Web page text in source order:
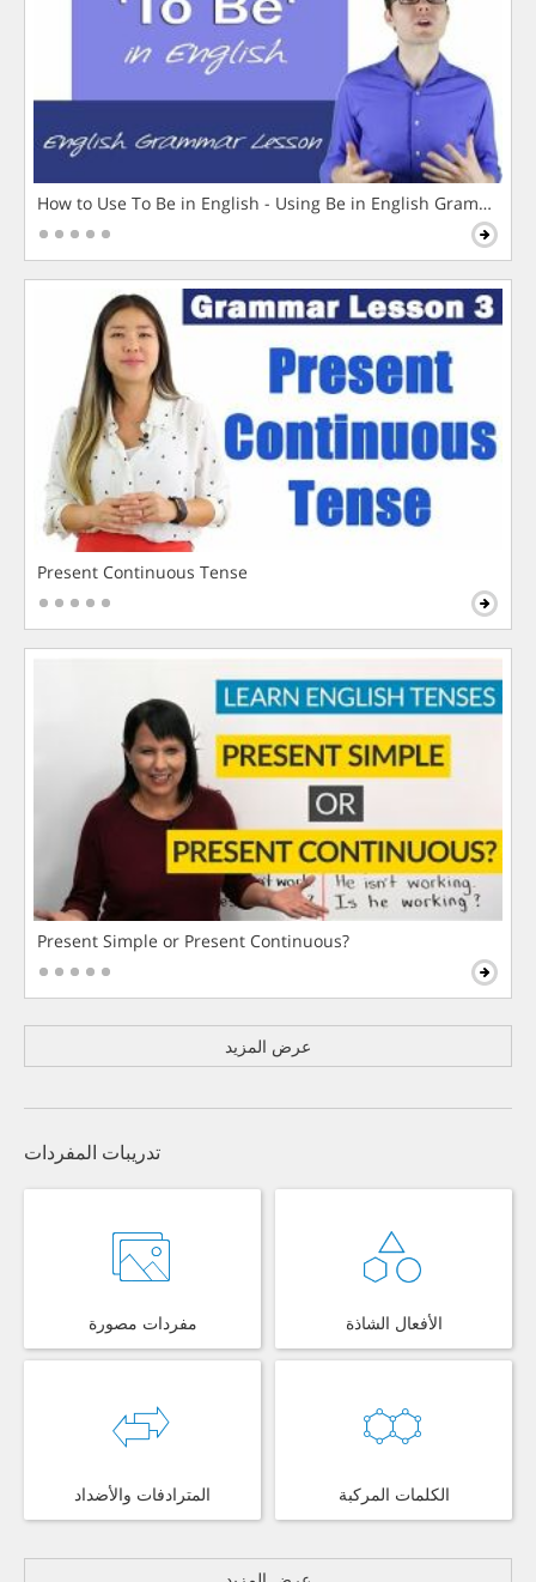
How to Use To Be in English - Using Be in English Grammar
Present Continuous Tense
Present Simple or Present Continuous?
عرض المزيد
تدريبات المفردات
مفردات مصورة الأفعال الشاذة
المترادفات والأضداد الكلمات المركبة